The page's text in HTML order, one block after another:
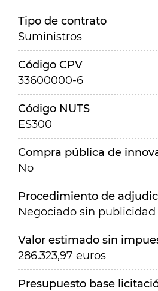
Tipo de contrato
Suministros
Código CPV
33600000-6
Código NUTS
ES300
Compra pública de
No
Procedimiento de
Negociado sin publicidad
Valor estimado sin
286.323,97 euros
Presupuesto base